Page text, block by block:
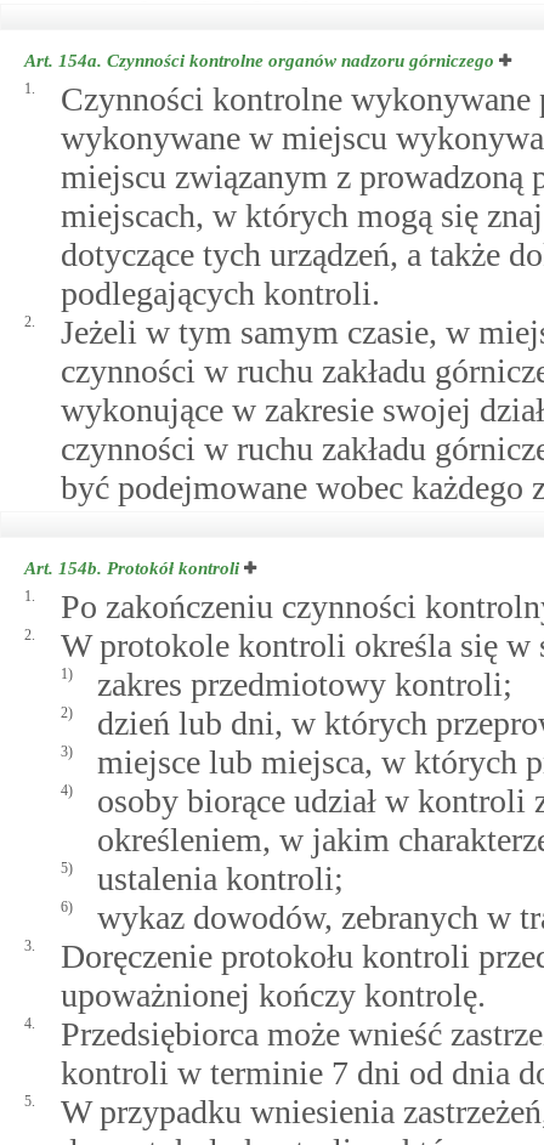
Art. 154a. Czynności kontrolne organów nadzoru górniczego
1.
Czynności kontrolne wykonywane
wykonywane w miejscu
miejscu związanym z prowadzoną
miejscach, w których mogą się
dotyczące tych urządzeń, a także
podlegających kontroli.
2.
Jeżeli w tym samym czasie, w
czynności w ruchu zakładu
wykonujące w zakresie swojej
czynności w ruchu zakładu
być podejmowane wobec każdego
Art. 154b. Protokół kontroli
1. Po zakończeniu czynności
2. W protokole kontroli określa się w
1) zakres przedmiotowy kontroli;
2) dzień lub dni, w których
3) miejsce lub miejsca, w których
4)
osoby biorące udział w
określeniem, w jakim
5) ustalenia kontroli;
6) wykaz dowodów, zebranych w
3.
Doręczenie protokołu kontroli
upoważnionej kończy kontrolę.
4.
Przedsiębiorca może wnieść
kontroli w terminie 7 dni od dnia
5.
W przypadku wniesienia